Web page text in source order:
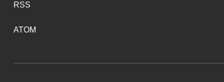
RSS
ATOM